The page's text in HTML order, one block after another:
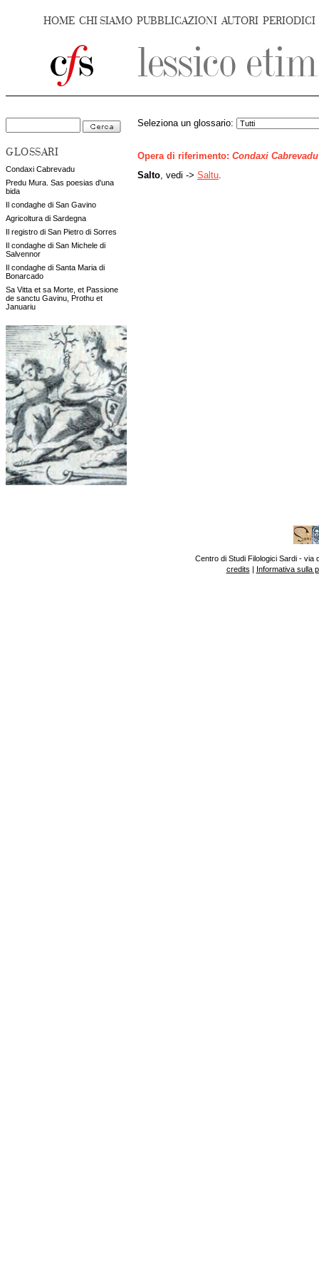
HOME CHI SIAMO PUBBLICAZIONI AUTORI PERIODICI
GLOSSARI
Condaxi Cabrevadu
Predu Mura. Sas poesias d'una
bida
Il condaghe di San Gavino
Agricoltura di Sardegna
Il registro di San Pietro di Sorres
Il condaghe di San Michele di
Salvennor
Il condaghe di Santa Maria di
Bonarcado
Sa Vitta et sa Morte, et Passione
de sanctu Gavinu, Prothu et
Januariu
Seleziona un glossario:
Opera di riferimento: Condaxi Cabrevadu
Salto , vedi -> Saltu
Centro di Studi Filologici Sardi - via
credits | Informativa sulla